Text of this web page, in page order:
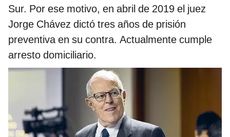
Sur. Por ese motivo, en abril de 2019 el juez
Jorge Chávez dictó tres años de prisión
preventiva en su contra. Actualmente cumple
arresto domiciliario.